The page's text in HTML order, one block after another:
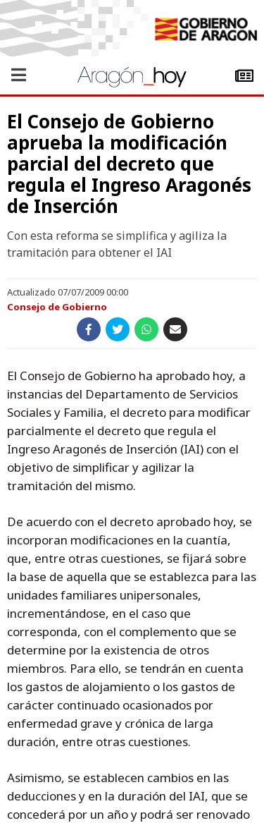
El Consejo de Gobierno
aprueba la modificación
parcial del decreto que
regula el Ingreso Aragonés
de Inserción
Con esta reforma se simplifica y agiliza la
tramitación para obtener el IAI
Actualizado 07/07/2009 00:00
Consejo de Gobierno
El Consejo de Gobierno ha aprobado hoy, a
instancias del Departamento de Servicios
Sociales y Familia, el decreto para modificar
parcialmente el decreto que regula el
Ingreso Aragonés de Inserción (IAI) con el
objetivo de simplificar y agilizar la
tramitación del mismo.
De acuerdo con el decreto aprobado hoy, se
incorporan modificaciones en la cuantía,
que, entre otras cuestiones, se fijará sobre
la base de aquella que se establezca para las
unidades familiares unipersonales,
incrementándose, en el caso que
corresponda, con el complemento que se
determine por la existencia de otros
miembros. Para ello, se tendrán en cuenta
los gastos de alojamiento o los gastos de
carácter continuado ocasionados por
enfermedad grave y crónica de larga
duración, entre otras cuestiones.
Asimismo, se establecen cambios en las
deducciones y en la duración del IAI, que se
concederá por un año y podrá ser renovado